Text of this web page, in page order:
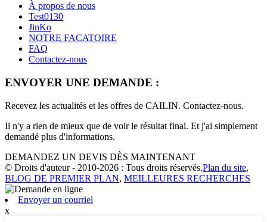
À propos de nous
Test0130
JinKo
NOTRE FACATOIRE
FAQ
Contactez-nous
ENVOYER UNE DEMANDE :
Recevez les actualités et les offres de CAILIN. Contactez-nous.
Il n'y a rien de mieux que de voir le résultat final. Et j'ai simplement
demandé plus d'informations.
DEMANDEZ UN DEVIS DÈS MAINTENANT
© Droits d'auteur - 2010-2026 : Tous droits réservés.Plan du site,
BLOG DE PREMIER PLAN, MEILLEURES RECHERCHES
Envoyer un courriel
x